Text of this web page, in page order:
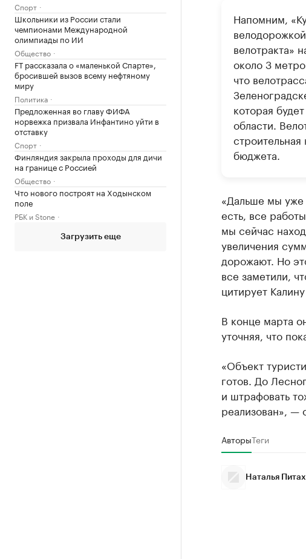
Спорт
Школьники из России стали
чемпионами Международной
олимпиады по ИИ
Общество
FT рассказала о «маленькой Спарте»,
бросившей вызов всему нефтяному
миру
Политика
Предложенная во главу ФИФА
норвежка призвала Инфантино уйти в
отставку
Спорт
Финляндия закрыла проходы для дичи
на границе с Россией
Общество
Что нового построят на Ходынском
поле
РБК и Stone
Загрузить еще
Напомним,
велотракта»
около 3
что
которая
области.
бюджета.
«Дальше мы уже
есть, все
мы сейчас
увеличения
дорожают. Но
все заметили,
цитирует
В конце марта
уточняя, что
«Объект
готов. До
и штрафовать
реализован», —
АвторыТеги
Наталья